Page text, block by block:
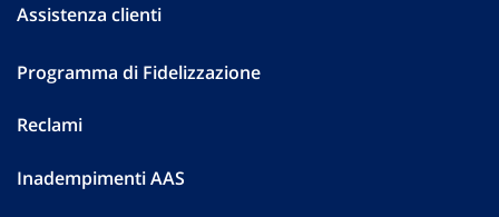
Assistenza clienti
Programma di Fidelizzazione
Reclami
Inadempimenti AAS